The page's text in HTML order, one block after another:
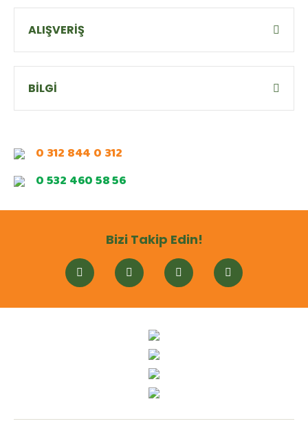
ALIŞVERİŞ
BİLGİ
0 312 844 0 312
0 532 460 58 56
Bizi Takip Edin!